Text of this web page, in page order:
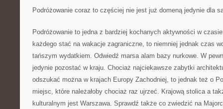
Podróżowanie coraz to częściej nie jest już domeną jedynie dla
Podróżowanie to jedna z bardziej kochanych aktywności w
każdego stać na wakacje zagraniczne, to niemniej jednak czas
tańszym wydatkiem. Odwiedź marsa alam bazy nurkowe. W
jedynie pozostać w kraju. Chociaż najciekawsze zabytki
odszukać można w krajach Europy Zachodniej, to jednak też o
miejsc, które należałoby chociaż raz ujrzeć. Krajową stolica a
kulturalnym jest Warszawa. Sprawdź także co zwiedzić na